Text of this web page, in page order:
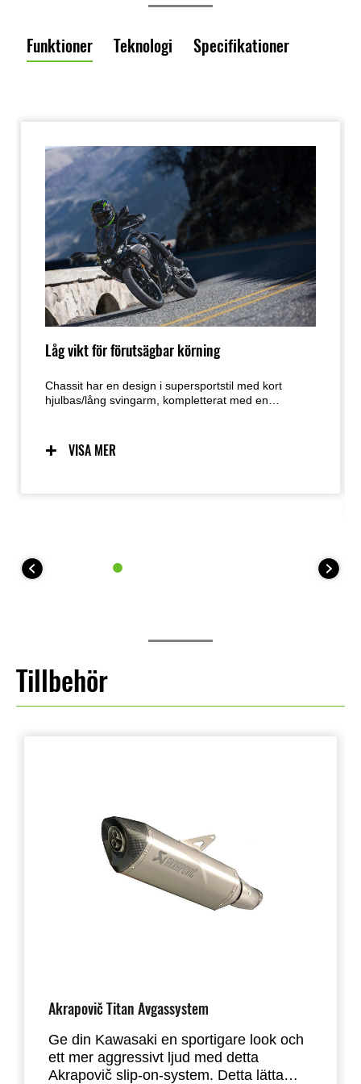
Funktioner Teknologi Specifikationer
Låg vikt för förutsägbar körning
Chassit har en design i supersportstil med kort
hjulbas/lång svingarm, kompletterat med en
hantering och underlättar manövrering när du
hanterar cykeln, till exempel vid parkering.
VISA MER
Tillbehör
Akrapovič Titan Avgassystem
Ge din Kawasaki en sportigare look och
ett mer aggressivt ljud med detta
Akrapovič slip-on-system. Detta lätta